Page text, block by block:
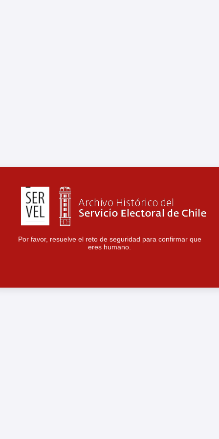
Por favor, resuelve el reto de seguridad para confirmar que
eres humano.